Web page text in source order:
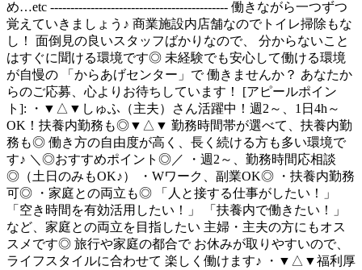
め…etc -------------------------------------------- 働きながら一つずつ
覚えていきましょう♪ 商業施設内店舗なのでトイレ掃除もな
し！ 面倒見の良いスタッフばかりなので、 分からないこと
はすぐに聞ける環境です◎ 未経験でも安心して働ける環境
が自慢の 「からあげセンター」で 働きませんか？ あなたか
らのご応募、心よりお待ちしています！ [アピールポイン
ト]: ・▼△▼しゅふ（主夫）さん活躍中！週2～、1日4h～
OK！扶養内勤務も◎▼△▼ 勤務時間帯が選べて、扶養内勤
務も◎ 働き方の自由度が高く、長く続ける方も多い環境で
す♪ ＼◎おすすめポイント◎／ ・週2～、勤務時間応相談
◎（土日のみもOK♪） ・Wワーク、副業OK◎ ・扶養内勤務
可◎ ・家庭との両立も◎ 「人と接する仕事がしたい！」
「空き時間を有効活用したい！」 「扶養内で働きたい！」
など、家庭との両立を目指したい 主婦・主夫の方にもオス
スメです◎ 旅行や家庭の都合で お休みが取りやすいので、
ライフスタイルに合わせて 楽しく働けます♪ ・▼△▼福利厚